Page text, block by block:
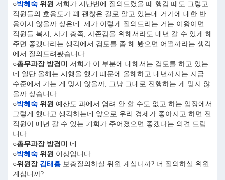
○박혜숙 위원 저희가 지난번에 질의드렸을 때 행감 때도 그렇고
직원들의 호응도가 꽤 괜찮은 걸로 알고 있는데 거기에 대한 반
응이지 않을까 싶은데. 제가 이렇게 질의드리는 거는 이왕이면
직원들 복지, 사기 충족, 자존감을 위해서라도 매년 갈 수 있게 해
주면 좋겠다라는 생각에서 검토를 좀 해 봤으면 어떨까라는 생각
에서 질의드려봤습니다.
○총무과장 방경미
저희가 이 부분에 대해서는 검토를 하고 있는
데 일단 올해는 시행을 했기 때문에 올해하고 내년까지는 지금
수준에서 가는 게 맞지 않을까, 그냥 그대로 진행하는 게 맞지 않
을까 싶습니다.
○박혜숙 위원 예산도 과에서 염려 안 할 수도 없고 하는 입장에서
그렇게 했다고 생각하는데 앞으로 우리 경제가 좋아지고 하면 전
직원이 매년 갈 수 있는 기회가 주어졌으면 좋겠다는 의견 드립
니다.
○총무과장 방경미
네.
○박혜숙 위원 이상입니다.
○위원장 김태흥 보충질의하실 위원 계십니까? 더 질의하실 위원
계십니까?